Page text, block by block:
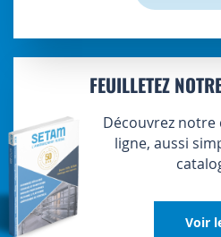
FEUILLETEZ
Découvrez
ligne, aussi
Voir